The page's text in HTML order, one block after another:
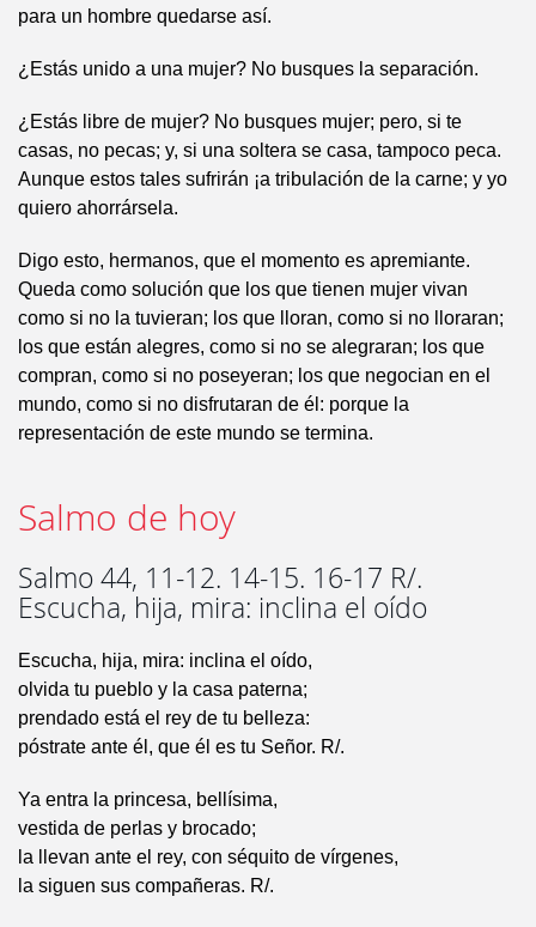
para un hombre quedarse así.
¿Estás unido a una mujer? No busques la separación.
¿Estás libre de mujer? No busques mujer; pero, si te
casas, no pecas; y, si una soltera se casa, tampoco peca.
Aunque estos tales sufrirán ¡a tribulación de la carne; y yo
quiero ahorrársela.
Digo esto, hermanos, que el momento es apremiante.
Queda como solución que los que tienen mujer vivan
como si no la tuvieran; los que lloran, como si no lloraran;
los que están alegres, como si no se alegraran; los que
compran, como si no poseyeran; los que negocian en el
mundo, como si no disfrutaran de él: porque la
representación de este mundo se termina.
Salmo de hoy
Salmo 44, 11-12. 14-15. 16-17 R/.
Escucha, hija, mira: inclina el oído
Escucha, hija, mira: inclina el oído,
olvida tu pueblo y la casa paterna;
prendado está el rey de tu belleza:
póstrate ante él, que él es tu Señor. R/.
Ya entra la princesa, bellísima,
vestida de perlas y brocado;
la llevan ante el rey, con séquito de vírgenes,
la siguen sus compañeras. R/.